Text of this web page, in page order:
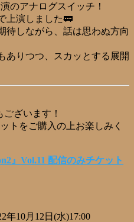
のアナログスイッチ！
上演しました🚃
待しながら、話は思わぬ方向
ありつつ、スカッとする展開
ございます！
トをご購入の上お楽しみく
』Vol.11 配信のみチケット
年10月12日(水)17:00